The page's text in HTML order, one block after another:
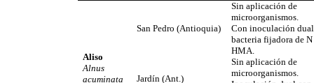
Aliso
Alnus
acuminata
San Pedro (Antioquia)
Sin aplicación de
microorganismos.
Con inoculación
bacteria fijadora de
HMA.
Jardín (Ant.)
Sin aplicación de
microorganismos.